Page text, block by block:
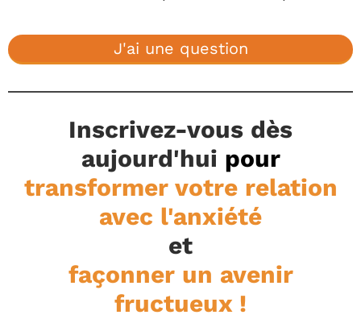
J'ai une question
Inscrivez-vous dès
aujourd'hui pour
transformer votre relation
avec l'anxiété
et
façonner un avenir
fructueux !